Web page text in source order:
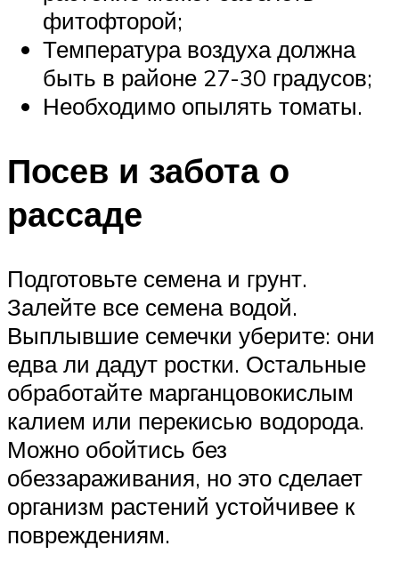
фитофторой;
Температура воздуха должна
быть в районе 27-30 градусов;
Необходимо опылять томаты.
Посев и забота о
рассаде
Подготовьте семена и грунт.
Залейте все семена водой.
Выплывшие семечки уберите: они
едва ли дадут ростки. Остальные
обработайте марганцовокислым
калием или перекисью водорода.
Можно обойтись без
обеззараживания, но это сделает
организм растений устойчивее к
повреждениям.